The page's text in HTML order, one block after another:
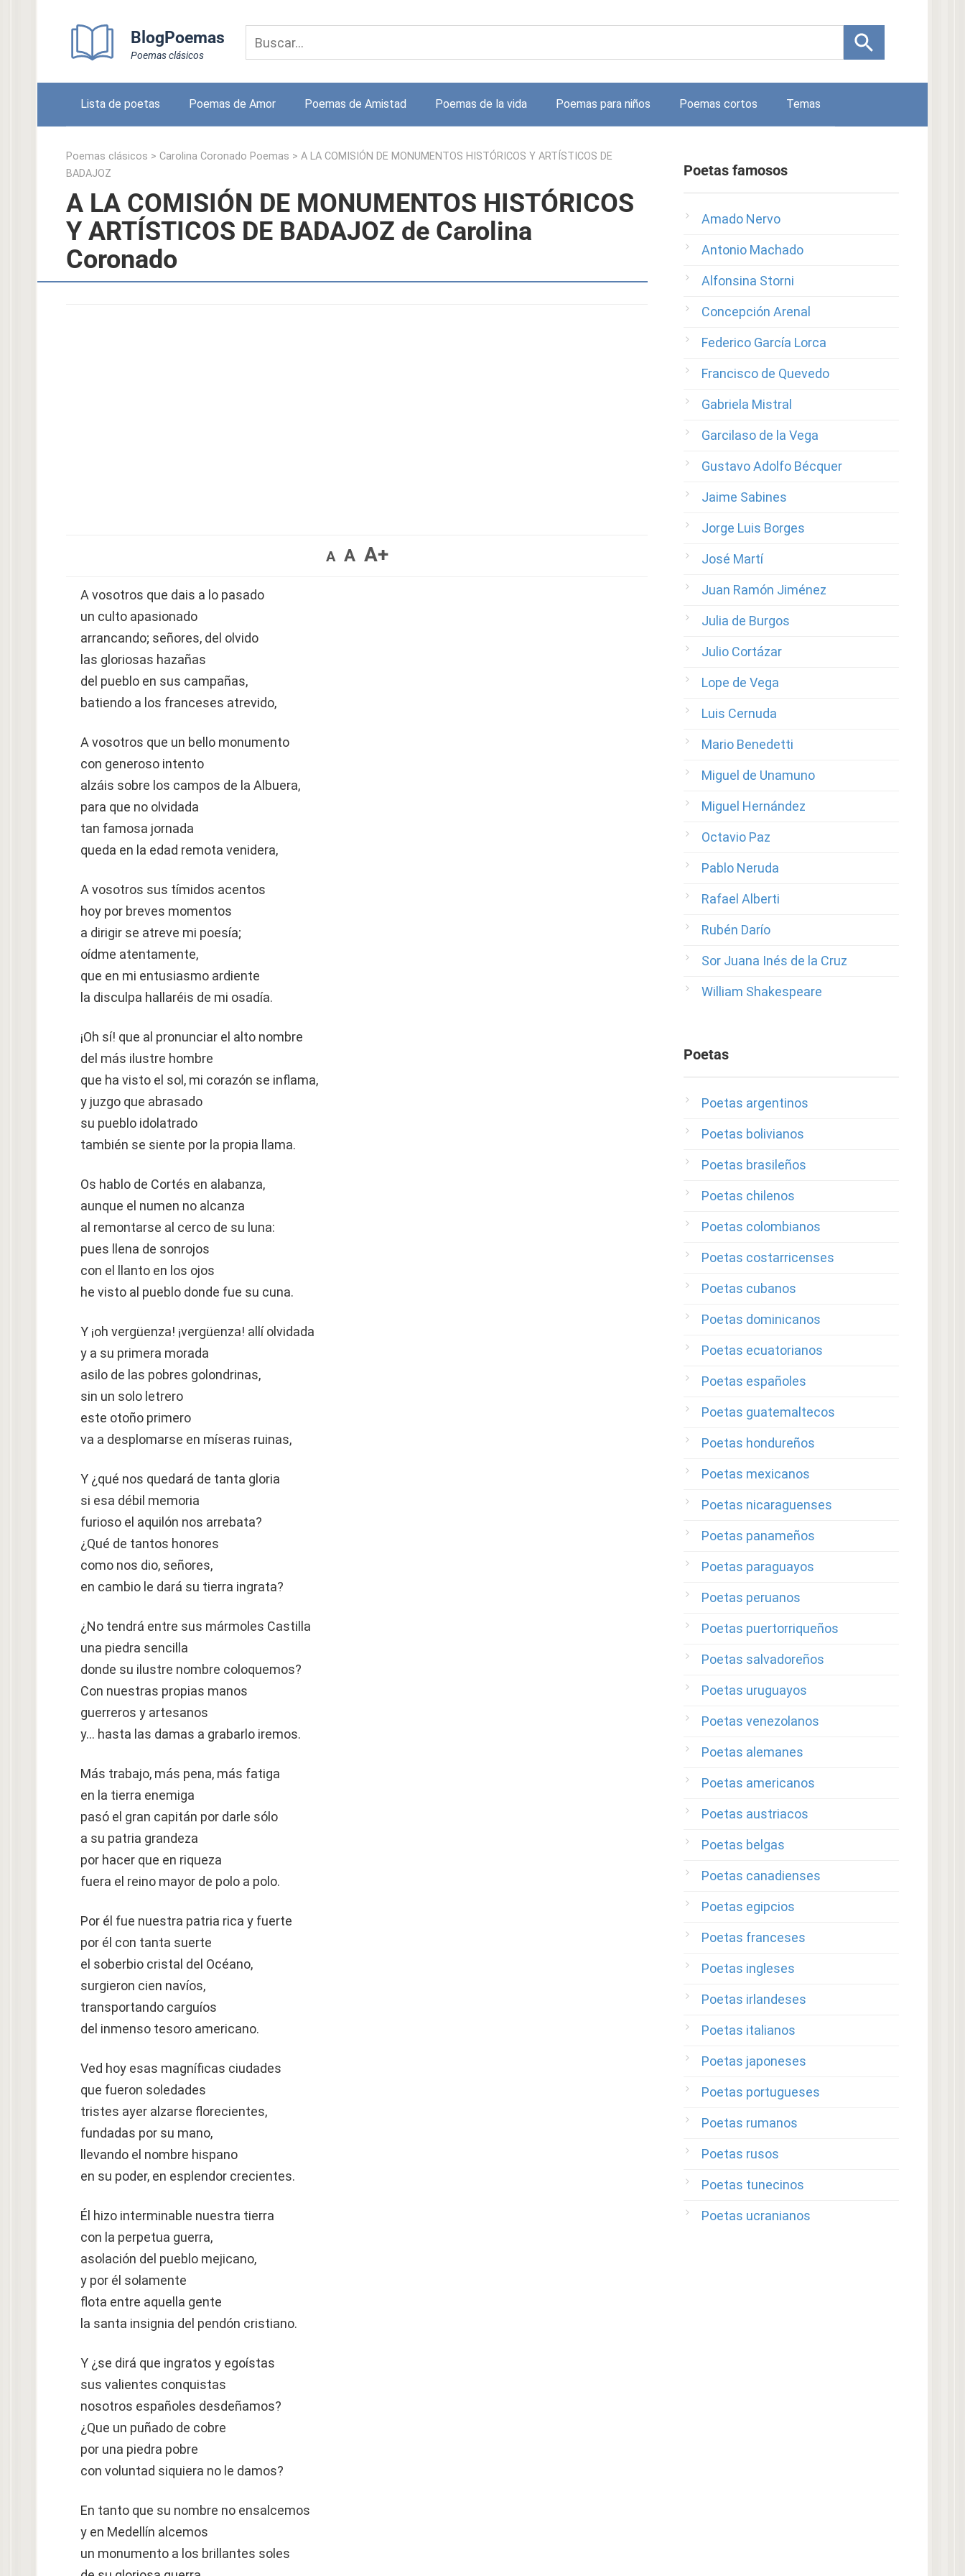
BlogPoemas
Poemas clásicos
Lista de poetas Poemas de Amor Poemas de Amistad Poemas de la vida Poemas para niños Poemas cortos Temas
Poemas clásicos > Carolina Coronado Poemas > A LA COMISIÓN DE MONUMENTOS HISTÓRICOS Y ARTÍSTICOS DE
BADAJOZ
A LA COMISIÓN DE MONUMENTOS HISTÓRICOS
Y ARTÍSTICOS DE BADAJOZ de Carolina
Coronado
A A A+
A vosotros que dais a lo pasado
un culto apasionado
arrancando; señores, del olvido
las gloriosas hazañas
del pueblo en sus campañas,
batiendo a los franceses atrevido,
A vosotros que un bello monumento
con generoso intento
alzáis sobre los campos de la Albuera,
para que no olvidada
tan famosa jornada
queda en la edad remota venidera,
A vosotros sus tímidos acentos
hoy por breves momentos
a dirigir se atreve mi poesía;
oídme atentamente,
que en mi entusiasmo ardiente
la disculpa hallaréis de mi osadía.
¡Oh sí! que al pronunciar el alto nombre
del más ilustre hombre
que ha visto el sol, mi corazón se inflama,
y juzgo que abrasado
su pueblo idolatrado
también se siente por la propia llama.
Os hablo de Cortés en alabanza,
aunque el numen no alcanza
al remontarse al cerco de su luna:
pues llena de sonrojos
con el llanto en los ojos
he visto al pueblo donde fue su cuna.
Y ¡oh vergüenza! ¡vergüenza! allí olvidada
y a su primera morada
asilo de las pobres golondrinas,
sin un solo letrero
este otoño primero
va a desplomarse en míseras ruinas,
Y ¿qué nos quedará de tanta gloria
si esa débil memoria
furioso el aquilón nos arrebata?
¿Qué de tantos honores
como nos dio, señores,
en cambio le dará su tierra ingrata?
¿No tendrá entre sus mármoles Castilla
una piedra sencilla
donde su ilustre nombre coloquemos?
Con nuestras propias manos
guerreros y artesanos
y… hasta las damas a grabarlo iremos.
Más trabajo, más pena, más fatiga
en la tierra enemiga
pasó el gran capitán por darle sólo
a su patria grandeza
por hacer que en riqueza
fuera el reino mayor de polo a polo.
Por él fue nuestra patria rica y fuerte
por él con tanta suerte
el soberbio cristal del Océano,
surgieron cien navíos,
transportando carguíos
del inmenso tesoro americano.
Ved hoy esas magníficas ciudades
que fueron soledades
tristes ayer alzarse florecientes,
fundadas por su mano,
llevando el nombre hispano
en su poder, en esplendor crecientes.
Él hizo interminable nuestra tierra
con la perpetua guerra,
asolación del pueblo mejicano,
y por él solamente
flota entre aquella gente
la santa insignia del pendón cristiano.
Y ¿se dirá que ingratos y egoístas
sus valientes conquistas
nosotros españoles desdeñamos?
¿Que un puñado de cobre
por una piedra pobre
con voluntad siquiera no le damos?
En tanto que su nombre no ensalcemos
y en Medellín alcemos
un monumento a los brillantes soles
Poetas famosos
Amado Nervo
Antonio Machado
Alfonsina Storni
Concepción Arenal
Federico García Lorca
Francisco de Quevedo
Gabriela Mistral
Garcilaso de la Vega
Gustavo Adolfo Bécquer
Jaime Sabines
Jorge Luis Borges
José Martí
Juan Ramón Jiménez
Julia de Burgos
Julio Cortázar
Lope de Vega
Luis Cernuda
Mario Benedetti
Miguel de Unamuno
Miguel Hernández
Octavio Paz
Pablo Neruda
Rafael Alberti
Rubén Darío
Sor Juana Inés de la Cruz
William Shakespeare
Poetas
Poetas argentinos
Poetas bolivianos
Poetas brasileños
Poetas chilenos
Poetas colombianos
Poetas costarricenses
Poetas cubanos
Poetas dominicanos
Poetas ecuatorianos
Poetas españoles
Poetas guatemaltecos
Poetas hondureños
Poetas mexicanos
Poetas nicaraguenses
Poetas panameños
Poetas paraguayos
Poetas peruanos
Poetas puertorriqueños
Poetas salvadoreños
Poetas uruguayos
Poetas venezolanos
Poetas alemanes
Poetas americanos
Poetas austriacos
Poetas belgas
Poetas canadienses
Poetas egipcios
Poetas franceses
Poetas ingleses
Poetas irlandeses
Poetas italianos
Poetas japoneses
Poetas portugueses
Poetas rumanos
Poetas rusos
Poetas tunecinos
Poetas ucranianos